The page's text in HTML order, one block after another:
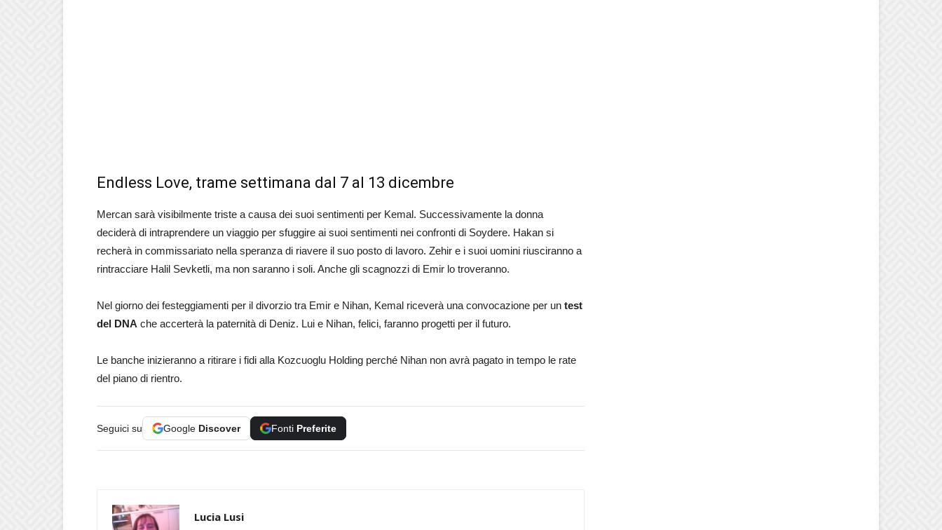
Endless Love, trame settimana dal 7 al 13 dicembre
Mercan sarà visibilmente triste a causa dei suoi sentimenti per Kemal. Successivamente la donna
deciderà di intraprendere un viaggio per sfuggire ai suoi sentimenti nei confronti di Soydere. Hakan si
recherà in commissariato nella speranza di riavere il suo posto di lavoro. Zehir e i suoi uomini riusciranno a
rintracciare Halil Sevketli, ma non saranno i soli. Anche gli scagnozzi di Emir lo troveranno.
Nel giorno dei festeggiamenti per il divorzio tra Emir e Nihan, Kemal riceverà una convocazione per un test
del DNA che accerterà la paternità di Deniz. Lui e Nihan, felici, faranno progetti per il futuro.
Le banche inizieranno a ritirare i fidi alla Kozcuoglu Holding perché Nihan non avrà pagato in tempo le rate
del piano di rientro.
Seguici su Google Discover Fonti Preferite
Lucia Lusi